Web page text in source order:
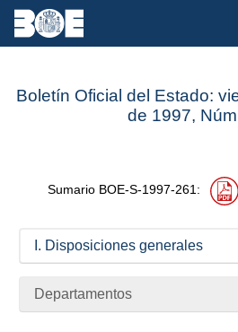
Boletín Oficial del Estado:
de 1997,
Sumario BOE-S-1997-261:
I. Disposiciones generales
Departamentos